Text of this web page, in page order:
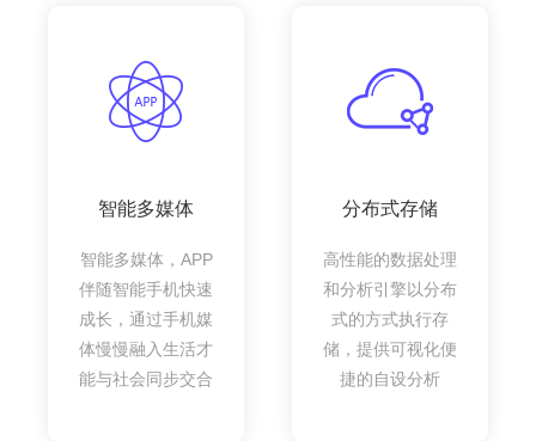
智能多媒体
智能多媒体，APP
伴随智能手机快速
成长，通过手机媒
体慢慢融入生活才
能与社会同步交合
分布式存储
高性能的数据处理
和分析引擎以分布
式的方式执行存
储，提供可视化便
捷的自设分析